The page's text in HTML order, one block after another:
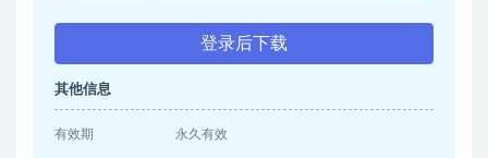
登录后下载
其他信息
有效期 永久有效